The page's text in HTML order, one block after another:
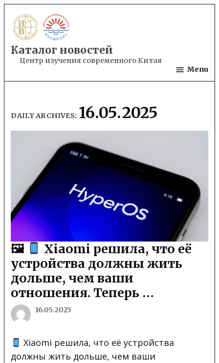
to
content
Каталог новостей
Центр изучения современного Китая
Menu
DAILY ARCHIVES: 16.05.2025
🖼
Xiaomi решила, что её
устройства должны жить
дольше, чем ваши
отношения. Теперь …
16.05.2025
Xiaomi решила, что её устройства
должны жить дольше, чем ваши